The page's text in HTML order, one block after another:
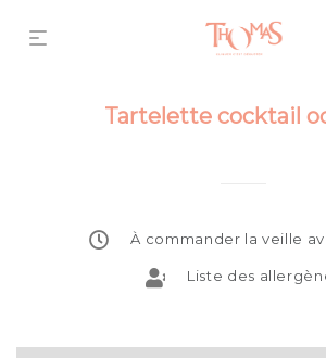
Tartelette cocktail
À commander la veille
Liste des